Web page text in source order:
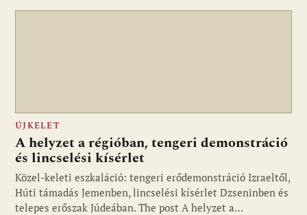
ÚJKELET
A helyzet a régióban, tengeri demonstráció
és lincselési kísérlet
Közel-keleti eszkaláció: tengeri erődemonstráció Izraeltől,
Húti támadás Jemenben, lincselési kísérlet Dzseninben és
telepes erőszak Júdeában. The post A helyzet a…